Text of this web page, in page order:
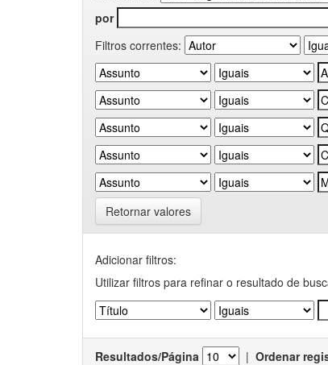
por
Filtros correntes:
Retornar valores
Adicionar filtros:
Utilizar filtros para refinar o resultado de
Resultados/Página | Ordenar